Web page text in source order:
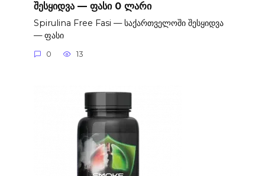
შესყიდვა — ფასი 0 ლარი
Spirulina Free Fasi — საქართველოში შესყიდვა
— ფასი
0 13